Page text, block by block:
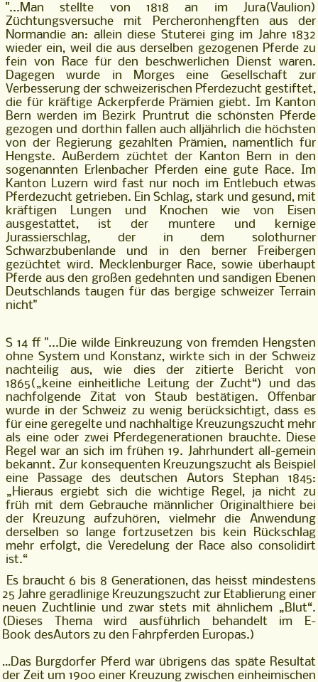
"...Man stellte von 1818 an im Jura(Vaulion)
Züchtungsversuche mit Percheronhengften aus der
Normandie an: allein diese Stuterei ging im Jahre 1832
wieder ein, weil die aus derselben gezogenen Pferde zu
fein von Racefür den beschwerlichen Dienst waren.
Dagegen wurde in Morges eine Gesellschaft zur
Verbesserung der schweizerischen Pferdezucht gestiftet,
die für kräftige Ackerpferde Prämien giebt. Im Kanton
Bern werden im Bezirk Pruntrut die schönsten Pferde
gezogen und dorthin fallenauch alljährlich die höchsten
von der Regierung gezahlten Prämien, namentlich für
Hengste. Außerdem züchtet der Kanton Bern in den
sogenannten Erlenbacher Pferden eine gute Race. Im
Kanton Luzern wird fast nur noch im Entlebuch etwas
Pferdezucht getrieben. Ein Schlag, stark und gesund, mit
kräftigen Lungen und Knochen wie von Eisen
ausgestattet, ist der muntere und kernige
Jurassierschlag, der in dem solothurner
Schwarzbubenlande und in den berner Freibergen
gezüchtet wird. Mecklenburger Race, sowie überhaupt
Pferde aus den großen gedehnten und sandigen Ebenen
Deutschlands taugen für das bergige schweizer Terrain
nicht"
S 14 ff "...Die wilde Einkreuzung von fremden Hengsten
ohne System und Konstanz, wirkte sich in der Schweiz
nachteilig aus, wie dies der zitierte Bericht von
1865(„keine einheitliche Leitung der Zucht“) und das
nachfolgende Zitat von Staub bestätigen. Offenbar
wurde in der Schweiz zu wenig berücksichtigt, dass es
für eine geregelte und nachhaltige Kreuzungszucht mehr
als eine oder zwei Pferdegenerationen brauchte. Diese
Regel war an sich im frühen 19. Jahrhundert all-gemein
bekannt. Zur konsequenten Kreuzungszucht als Beispiel
eine Passage des deutschen Autors Stephan 1845:
„Hieraus ergiebt sich die wichtige Regel, ja nicht zu
früh mit dem Gebrauche männlicher Originalthiere bei
der Kreuzung aufzuhören, vielmehr die Anwendung
derselben so lange fortzusetzen bis kein Rückschlag
mehr erfolgt, die Veredelung der Race also consolidirt
ist.“
Es braucht 6 bis 8 Generationen, das heisst mindestens
25 Jahre geradlinige Kreuzungszucht zur Etablierung einer
neuen Zuchtlinie und zwar stets mitähnlichem „Blut“.
(Dieses Thema wird ausführlich behandelt im E-
Book desAutors zu den Fahrpferden Europas.)
…Das Burgdorfer Pferd war übrigens das späte Resultat
der Zeit um 1900 einer Kreuzung zwischen einheimischen